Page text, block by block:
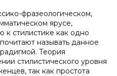
фразеологическом,
ярусе,
стилистике как одно
называть данное
Теория
стилистического уровня
так как простота